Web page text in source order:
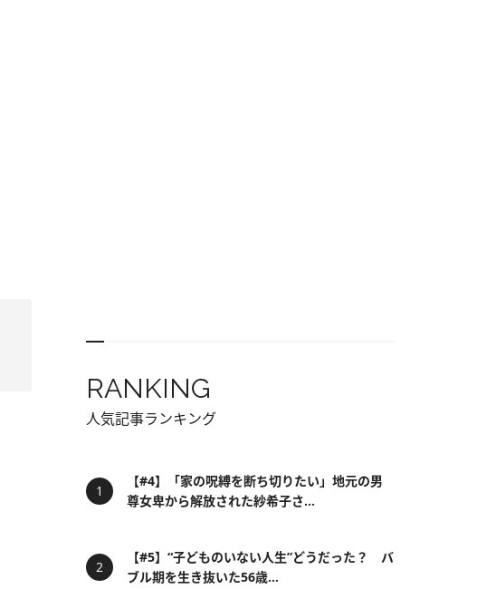
RANKING
人気記事ランキング
【#4】「家の呪縛を断ち切りたい」地元の男
尊女卑から解放された紗希子さ...
【#5】“子どものいない人生”どうだった？ バ
ブル期を生き抜いた56歳...